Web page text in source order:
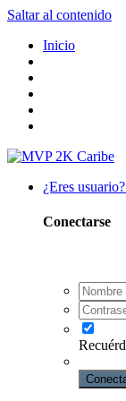
Saltar al contenido
Inicio
¿Eres
Conectarse